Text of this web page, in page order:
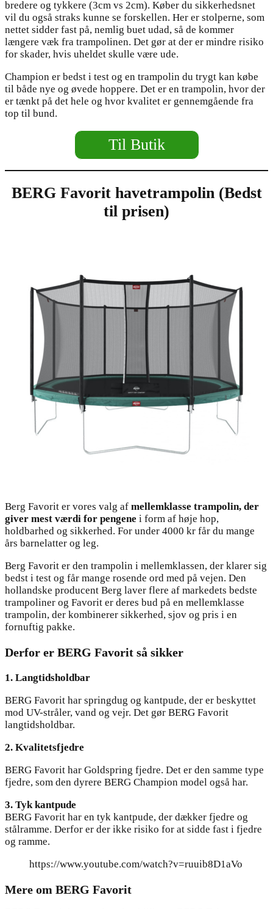
bredere og tykkere (3cm vs 2cm). Køber du sikkerhedsnet
vil du også straks kunne se forskellen. Her er stolperne, som
nettet sidder fast på, nemlig buet udad, så de kommer
længere væk fra trampolinen. Det gør at der er mindre risiko
for skader, hvis uheldet skulle være ude.
Champion er bedst i test og en trampolin du trygt kan købe
til både nye og øvede hoppere. Det er en trampolin, hvor der
er tænkt på det hele og hvor kvalitet er gennemgående fra
top til bund.
Til Butik
BERG Favorit havetrampolin (Bedst
til prisen)
Berg Favorit er vores valg af mellemklasse trampolin, der
giver mest værdi for pengene i form af høje hop,
holdbarhed og sikkerhed. For under 4000 kr får du mange
års barnelatter og leg.
Berg Favorit er den trampolin i mellemklassen, der klarer sig
bedst i test og får mange rosende ord med på vejen. Den
hollandske producent Berg laver flere af markedets bedste
trampoliner og Favorit er deres bud på en mellemklasse
trampolin, der kombinerer sikkerhed, sjov og pris i en
fornuftig pakke.
Derfor er BERG Favorit så sikker
1. Langtidsholdbar
BERG Favorit har springdug og kantpude, der er beskyttet
mod UV-stråler, vand og vejr. Det gør BERG Favorit
langtidsholdbar.
2. Kvalitetsfjedre
BERG Favorit har Goldspring fjedre. Det er den samme type
fjedre, som den dyrere BERG Champion model også har.
3. Tyk kantpude
BERG Favorit har en tyk kantpude, der dækker fjedre og
stålramme. Derfor er der ikke risiko for at sidde fast i fjedre
og ramme.
https://www.youtube.com/watch?v=ruuib8D1aVo
Mere om BERG Favorit​